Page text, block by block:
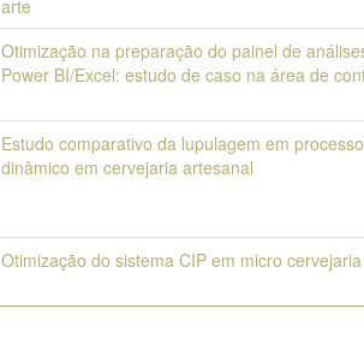
arte
Otimização na preparação do painel de
Power BI/Excel: estudo de caso na área de
Estudo comparativo da lupulagem em
dinâmico em cervejaria artesanal
Otimização do sistema CIP em micro cervejaria